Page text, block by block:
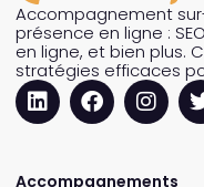
Accompagnement
présence en ligne :
en ligne, et bien plus.
stratégies efficaces
Accompagnements